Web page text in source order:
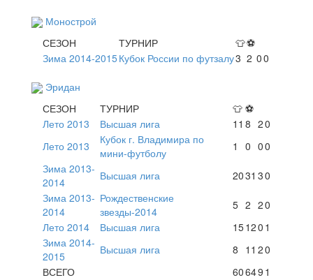
Монострой
СЕЗОН
ТУРНИР 👕⚽
Зима 2014-2015Кубок России по футзалу3 2 00
Эридан
СЕЗОН
ТУРНИР 👕 ⚽
Лето 2013
Высшая лига 11 8 20
Лето 2013
Кубок г. Владимира по
мини-футболу
1 0 00
Зима 2013-
2014
Высшая лига 2031 30
Зима 2013-
2014
Рождественские
звезды-2014
5 2 20
Лето 2014
Высшая лига 15120 1
Зима 2014-
2015
Высшая лига 8 11 20
ВСЕГО
60649 1